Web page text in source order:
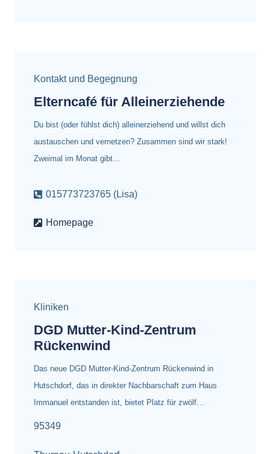
Kontakt und Begegnung
Elterncafé für Alleinerziehende
Du bist (oder fühlst dich) alleinerziehend und willst dich
austauschen und vernetzen? Zusammen sind wir stark!
Zweimal im Monat gibt…
015773723765 (Lisa)
Homepage
Kliniken
DGD Mutter-Kind-Zentrum
Rückenwind
Das neue DGD Mutter-Kind-Zentrum Rückenwind in
Hutschdorf, das in direkter Nachbarschaft zum Haus
Immanuel entstanden ist, bietet Platz für zwölf…
95349